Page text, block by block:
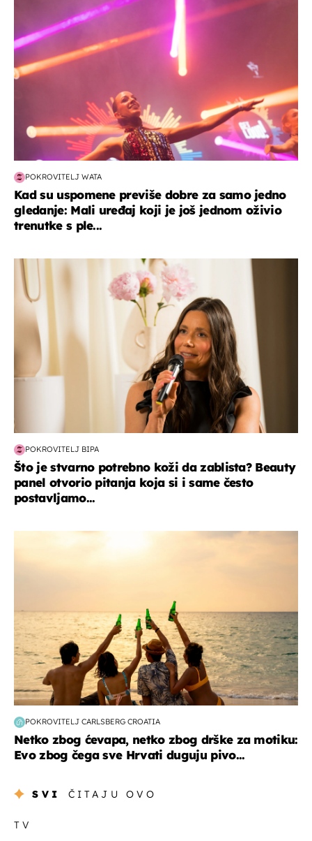
POKROVITELJ WATA
Kad su uspomene previše dobre za samo jedno
gledanje: Mali uređaj koji je još jednom oživio
trenutke s ple...
moda & ljepota
POKROVITELJ BIPA
Što je stvarno potrebno koži da zablista? Beauty
panel otvorio pitanja koja si i same često
postavljamo...
POKROVITELJ CARLSBERG CROATIA
Netko zbog ćevapa, netko zbog drške za motiku:
Evo zbog čega sve Hrvati duguju pivo...
SVI ČITAJU OVO
TV